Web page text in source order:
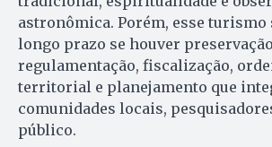
astronômica. Porém, esse turismo
longo prazo se houver
regulamentação, fiscalização,
territorial e planejamento que
comunidades locais,
público.